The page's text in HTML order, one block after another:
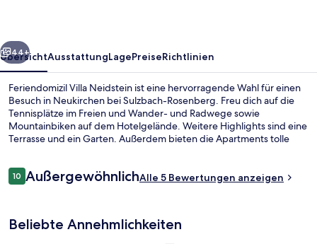
Weiter
44+
ÜbersichtAusstattungLagePreiseRichtlinien
Feriendomizil Villa Neidstein ist eine hervorragende Wahl für einen
Besuch in Neukirchen bei Sulzbach-Rosenberg. Freu dich auf die
Tennisplätze im Freien und Wander- und Radwege sowie
Mountainbiken auf dem Hotelgelände. Weitere Highlights sind eine
Terrasse und ein Garten. Außerdem bieten die Apartments tolle
Bewertungen
1010 von 10.
AußergewöhnlichAlle 5 Bewertungen anzeigen
Beliebte Annehmlichkeiten